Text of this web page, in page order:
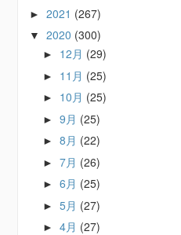
►2021 (267)
▼2020 (300)
► 12月 (29)
► 11月 (25)
► 10月 (25)
►9月 (25)
►8月 (22)
►7月 (26)
►6月 (25)
►5月 (27)
►4月 (27)